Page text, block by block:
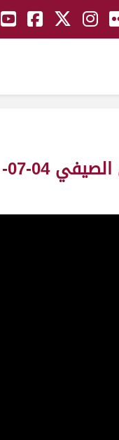
ش19 الشاهينية لـ فيصل محمد محسن عبدالله بن فطيس (التمهيدي الأول المهرجان الصيفي 04-07-